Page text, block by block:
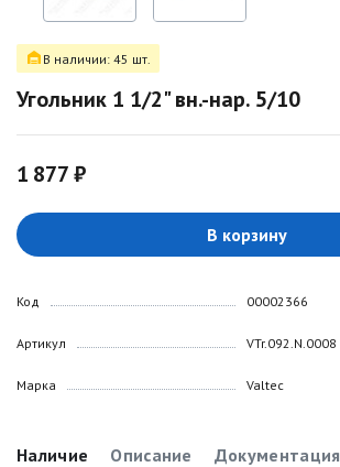
В наличии: 45 шт.
Угольник 1 1/2" вн.-нар. 5/10
1 877 ₽
В корзину
Код
Артикул
Марка
00002366
VTr.092.N.0008
Valtec
Наличие Описание Документация